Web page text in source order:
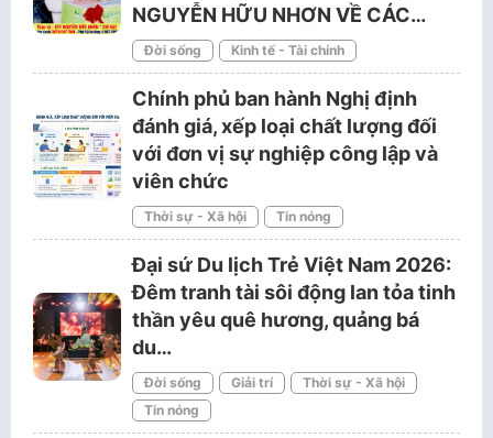
NGUYỄN HỮU NHƠN VỀ CÁC…
Đời sống Kinh tế - Tài chính
Chính phủ ban hành Nghị định
đánh giá, xếp loại chất lượng đối
với đơn vị sự nghiệp công lập và
viên chức
Thời sự - Xã hội Tin nóng
Đại sứ Du lịch Trẻ Việt Nam 2026:
Đêm tranh tài sôi động lan tỏa tinh
thần yêu quê hương, quảng bá
du…
Đời sống Giải trí
Thời sự - Xã hội
Tin nóng